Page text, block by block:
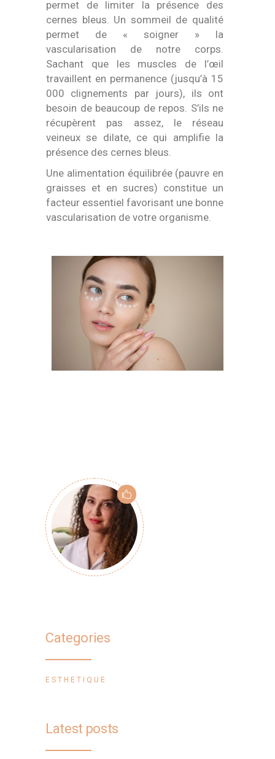
permet de limiter la présence des
cernes bleus. Un sommeil de qualité
permet de « soigner » la
vascularisation de notre corps.
Sachant que les muscles de l’œil
travaillent en permanence (jusqu’à 15
000 clignements par jours), ils ont
besoin de beaucoup de repos. S’ils ne
récupèrent pas assez, le réseau
veineux se dilate, ce qui amplifie la
présence des cernes bleus.
Une alimentation équilibrée (pauvre en
graisses et en sucres) constitue un
facteur essentiel favorisant une bonne
vascularisation de votre organisme.
Categories
ESTHETIQUE
Latest posts